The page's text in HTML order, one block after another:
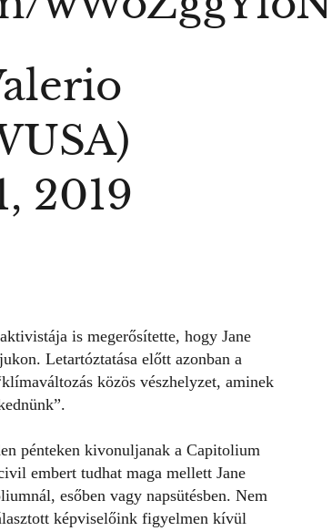
2019
is megerősítette, hogy Jane
Letartóztatása előtt azonban a
közös vészhelyzet, aminek
pénteken kivonuljanak a Capitolium
embert tudhat maga mellett Jane
esőben vagy napsütésben. Nem
képviselőink figyelmen kívül